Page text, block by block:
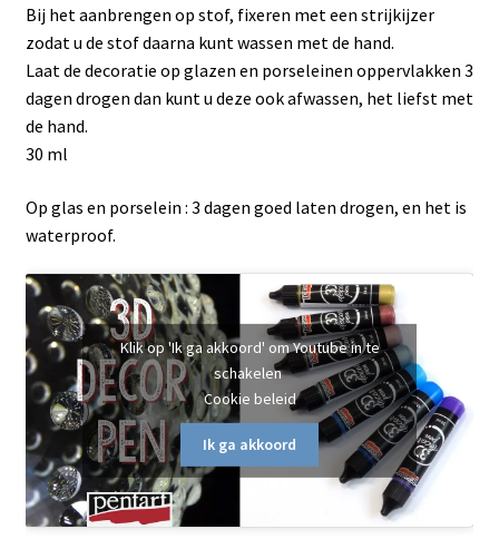
Bij het aanbrengen op stof, fixeren met een strijkijzer
zodat u de stof daarna kunt wassen met de hand.
Laat de decoratie op glazen en porseleinen oppervlakken 3
dagen drogen dan kunt u deze ook afwassen, het liefst met
de hand.
30 ml
Op glas en porselein : 3 dagen goed laten drogen, en het is
waterproof.
Klik op 'Ik ga akkoord' om Youtube in te
schakelen
Cookie beleid
Ik ga akkoord